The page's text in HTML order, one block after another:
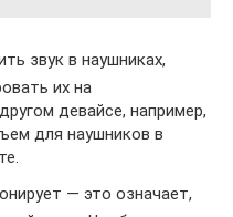
звук в наушниках,
их на
девайсе, например,
для наушников в
— это означает,